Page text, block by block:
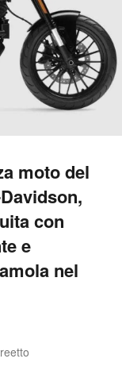
moto del
con
e
nel